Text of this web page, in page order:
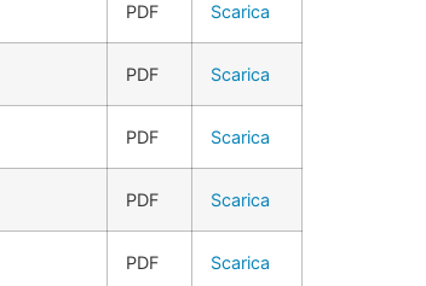
PDF Scarica
PDF Scarica
PDF Scarica
PDF Scarica
PDF Scarica